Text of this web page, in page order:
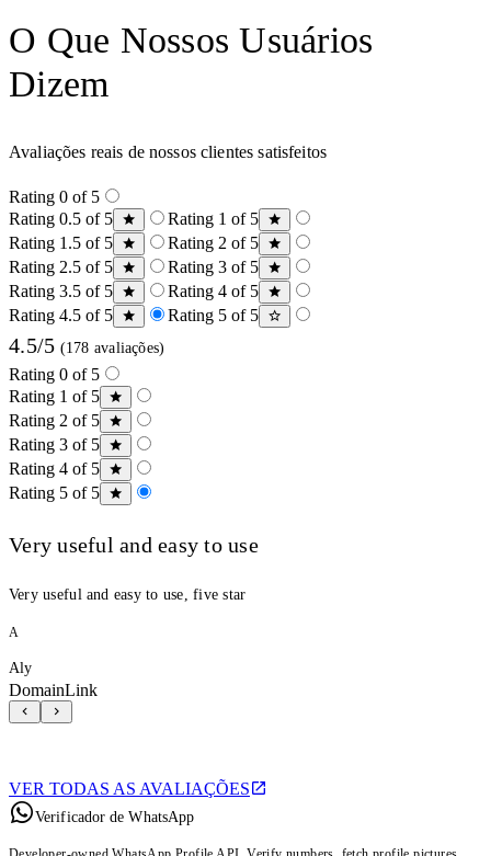
O Que Nossos Usuários
Dizem
Avaliações reais de nossos clientes satisfeitos
Rating 0 of 5
Rating 0.5 of 5
Rating 1 of 5
Rating 1.5 of 5
Rating 2 of 5
Rating 2.5 of 5
Rating 3 of 5
Rating 3.5 of 5
Rating 4 of 5
Rating 4.5 of 5
Rating 5 of 5
4.5/5 (178 avaliações)
Rating 0 of 5
Rating 1 of 5
Rating 2 of 5
Rating 3 of 5
Rating 4 of 5
Rating 5 of 5
Very useful and easy to use
Very useful and easy to use, five star
A
Aly
DomainLink
VER TODAS AS AVALIAÇÕES
Verificador de WhatsApp